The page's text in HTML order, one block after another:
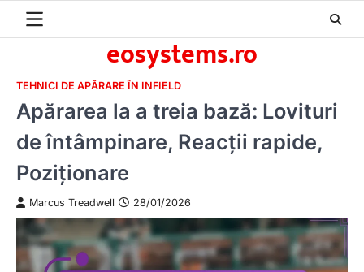
eosystems.ro
TEHNICI DE APĂRARE ÎN INFIELD
Apărarea la a treia bază: Lovituri
de întâmpinare, Reacții rapide,
Poziționare
Marcus Treadwell 28/01/2026